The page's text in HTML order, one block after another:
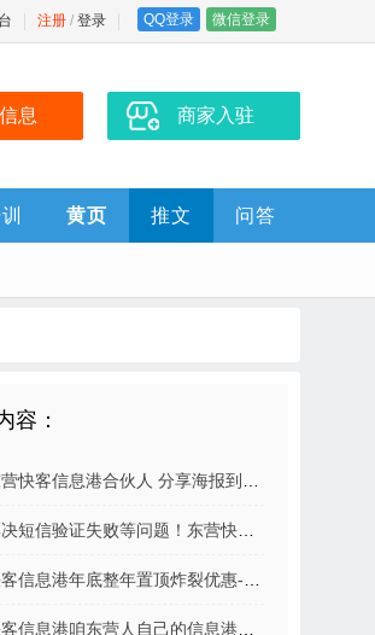
注册 / 登录 QQ登录 微信登录
息 商家入驻
黄页 推文 问答
容：